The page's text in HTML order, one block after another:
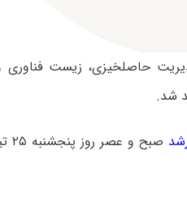
حاصلخیزی، زیست فناوری
شد.